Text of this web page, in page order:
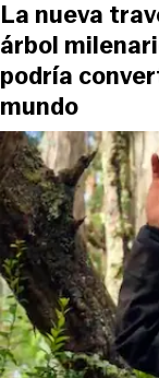
La nueva
árbol
podría
mundo